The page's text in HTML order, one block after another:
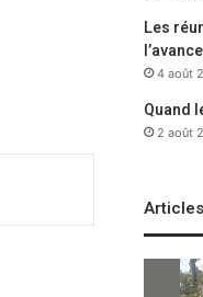
Les
4 août
Quand
2 août